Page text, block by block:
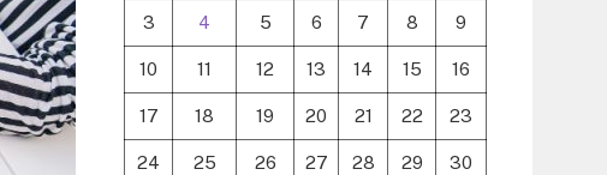
3 4 5 6 7 8 9
10 11 12 13 14 15 16
17 18 19 20 21 22 23
24 25 26 27 28 29 30